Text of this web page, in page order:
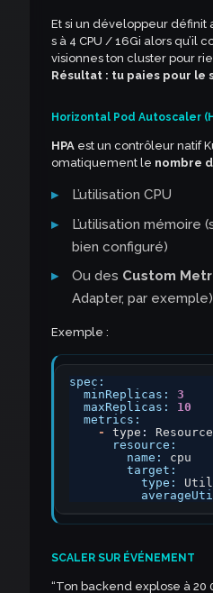
Et si un développeur
s à 4 CPU / 16Gi alors qu’il
visionnes ton cluster pour
Résultat : tu paies pour le
Horizontal Pod Autoscaler
HPA est un contrôleur natif
omatiquement le nombre
L’utilisation CPU
L’utilisation mémoire
bien configuré)
Ou des Custom
Adapter, par exemple)
Exemple :
spec:
minReplicas:
3
maxReplicas:
10
metrics:
-
type :
Resource
resource:
name:
cpu
target:
type:
SCALER SUR ÉVÉNEMENT
“Ton backend explose à 20